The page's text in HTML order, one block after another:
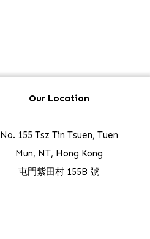
Our Location
No. 155 Tsz Tin Tsuen, Tuen
Mun, NT, Hong Kong
屯門紫田村 155B 號